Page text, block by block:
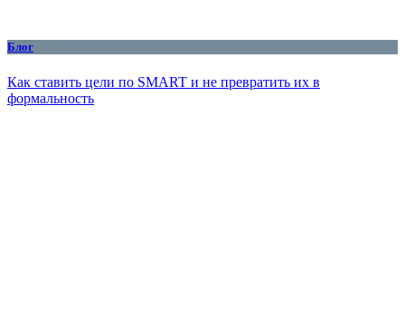
Блог
Как ставить цели по SMART и не превратить их в
формальность